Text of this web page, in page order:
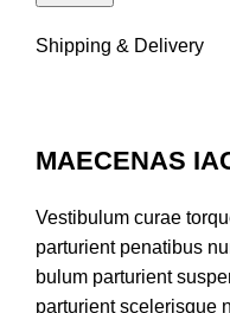
Shipping & Delivery
MAECENAS
Vestibulum curae
parturient penatibus
bulum parturient
parturient scelerisque